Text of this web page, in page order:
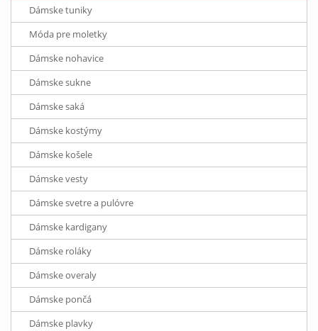
Dámske tuniky
Móda pre moletky
Dámske nohavice
Dámske sukne
Dámske saká
Dámske kostýmy
Dámske košele
Dámske vesty
Dámske svetre a pulóvre
Dámske kardigany
Dámske roláky
Dámske overaly
Dámske pončá
Dámske plavky